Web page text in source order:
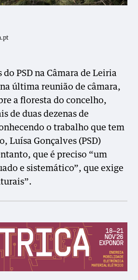
do PSD na Câmara de Leiria
última reunião de câmara,
a floresta do concelho,
de duas dezenas de
o trabalho que tem
Luísa Gonçalves (PSD)
que é preciso “um
e sistemático”, que exige